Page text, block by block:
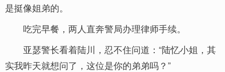
是挺像姐弟的。
吃完早餐，两人直奔警局办理律师手续。
亚瑟警长看着陆川，忍不住问道：“陆忆小姐，其
实我昨天就想问了，这位是你的弟弟吗？”